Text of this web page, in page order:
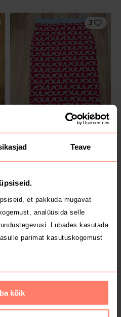
Teave
et pakkuda mugavat
analüüsida selle
Lubades kasutada
parimat kasutuskogemust
kõik
3
M
Ivo Nikkolo